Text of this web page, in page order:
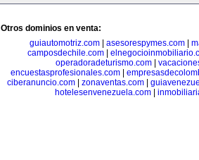
Otros dominios en venta:
guiautomotriz.com
asesorespymes.com
camposdechile.com
operadoradeturismo.com
encuestasprofesionales.com
ciberanuncio.com| zonaventas.com|
hotelesenvenezuela.com